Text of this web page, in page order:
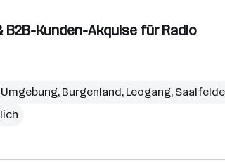
Kunden-Akquise für Radio
, Burgenland, Leogang,